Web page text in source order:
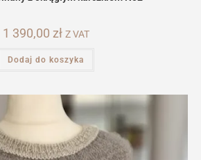
1 390,00 zł Z VAT
Dodaj do koszyka